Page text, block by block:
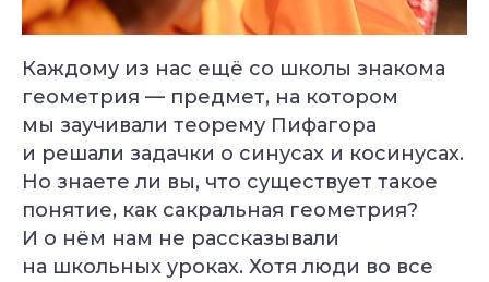
Каждому из нас ещё со школы знакома
геометрия — предмет, на котором
мы заучивали теорему Пифагора
и решали задачки о синусах и косинусах.
Но знаете ли вы, что существует такое
понятие, как сакральная геометрия?
И о нём нам не рассказывали
на школьных уроках. Хотя люди во все